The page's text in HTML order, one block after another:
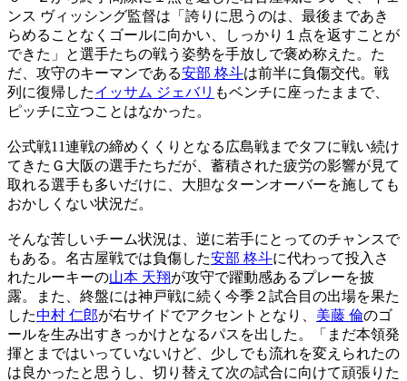
ンス ヴィッシング監督は「誇りに思うのは、最後まであき
らめることなくゴールに向かい、しっかり１点を返すことが
できた」と選手たちの戦う姿勢を手放しで褒め称えた。た
だ、攻守のキーマンである安部 柊斗は前半に負傷交代。戦
列に復帰したイッサム ジェバリ もベンチに座ったままで、
ピッチに立つことはなかった。
公式戦11連戦の締めくくりとなる広島戦までタフに戦い続け
てきたＧ大阪の選手たちだが、蓄積された疲労の影響が見て
取れる選手も多いだけに、大胆なターンオーバーを施しても
おかしくない状況だ。
そんな苦しいチーム状況は、逆に若手にとってのチャンスで
もある。名古屋戦では負傷した安部 柊斗に代わって投入さ
れたルーキーの山本 天翔が攻守で躍動感あるプレーを披
露。また、終盤には神戸戦に続く今季２試合目の出場を果た
した中村 仁郎が右サイドでアクセントとなり、 美藤 倫のゴ
ールを生み出すきっかけとなるパスを出した。「まだ本領発
揮とまではいっていないけど、少しでも流れを変えられたの
は良かったと思うし、切り替えて次の試合に向けて頑張りた